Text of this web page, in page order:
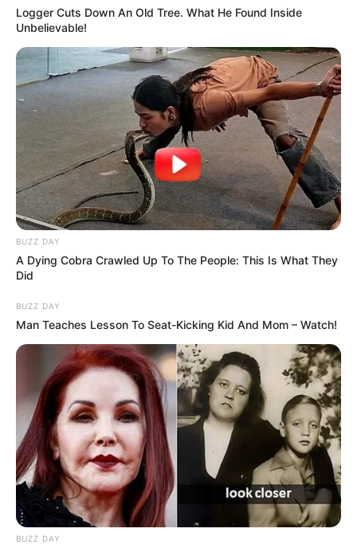
Logger Cuts Down An Old Tree. What He Found Inside
Unbelievable!
BUZZ DAY
A Dying Cobra Crawled Up To The People: This Is What They
Did
BUZZ DAY
Man Teaches Lesson To Seat-Kicking Kid And Mom – Watch!
BUZZ DAY